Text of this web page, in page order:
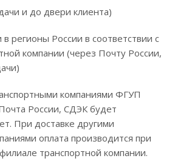
и до двери клиента)
регионы России в соответствии с
компании (через Почту России,
компаниями ФГУП
России, СДЭК будет
При доставке другими
оплата производится при
транспортной компании.